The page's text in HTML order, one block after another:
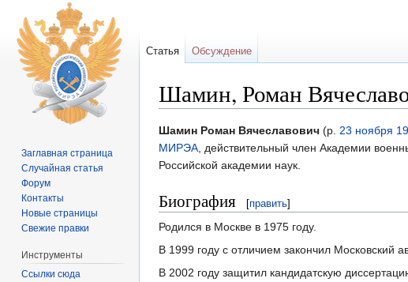
Шамин, Роман
Шамин Роман Вячеславович (р. 23 ноября
МИРЭА, действительный член Академии
Российской академии наук.
Биография [править]
Родился в Москве в 1975 году.
В 1999 году с отличием закончил Московский
В 2002 году защитил кандидатскую
Статья Обсуждение
Заглавная страница
Случайная статья
Форум
Контакты
Новые страницы
Свежие правки
Инструменты
Ссылки сюда